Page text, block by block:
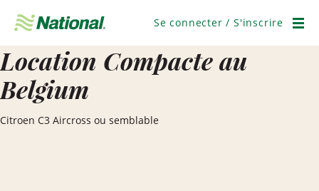
navigation
Se connecter / S'inscrire
Location Compacte au
Belgium
Citroen C3 Aircross ou semblable